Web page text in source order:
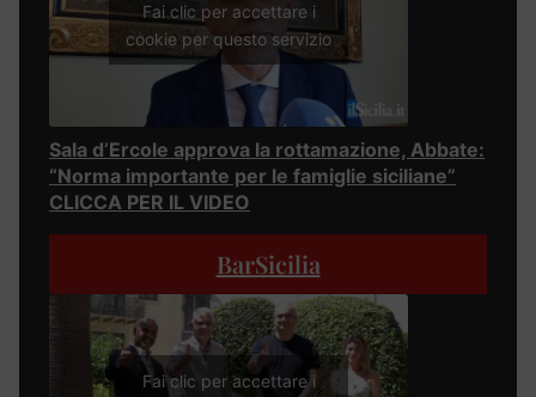
Fai clic per accettare i
cookie per questo servizio
Sala d’Ercole approva la rottamazione, Abbate:
“Norma importante per le famiglie siciliane”
CLICCA PER IL VIDEO
BarSicilia
Fai clic per accettare i